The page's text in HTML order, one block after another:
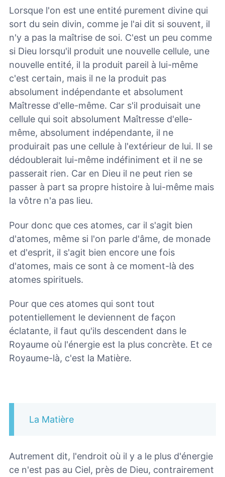
Lorsque l'on est une entité purement divine qui
sort du sein divin, comme je l'ai dit si souvent, il
n'y a pas la maîtrise de soi. C'est un peu comme
si Dieu lorsqu'il produit une nouvelle cellule, une
nouvelle entité, il la produit pareil à lui-même
c'est certain, mais il ne la produit pas
absolument indépendante et absolument
Maîtresse d'elle-même. Car s'il produisait une
cellule qui soit absolument Maîtresse d'elle-
même, absolument indépendante, il ne
produirait pas une cellule à l'extérieur de lui. Il se
dédoublerait lui-même indéfiniment et il ne se
passerait rien. Car en Dieu il ne peut rien se
passer à part sa propre histoire à lui-même mais
la vôtre n'a pas lieu.
Pour donc que ces atomes, car il s'agit bien
d'atomes, même si l'on parle d'âme, de monade
et d'esprit, il s'agit bien encore une fois
d'atomes, mais ce sont à ce moment-là des
atomes spirituels.
Pour que ces atomes qui sont tout
potentiellement le deviennent de façon
éclatante, il faut qu'ils descendent dans le
Royaume où l'énergie est la plus concrète. Et ce
Royaume-là, c'est la Matière.
La Matière
Autrement dit, l'endroit où il y a le plus d'énergie
ce n'est pas au Ciel, près de Dieu, contrairement